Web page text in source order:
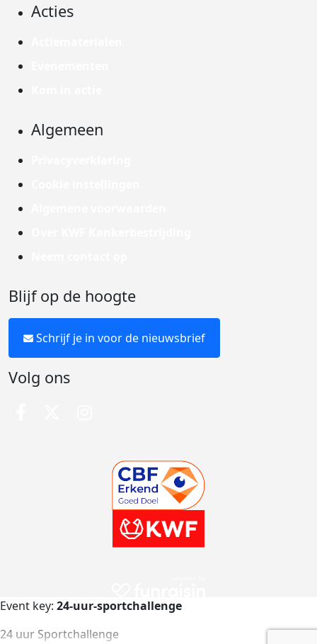
Acties
Algemeen
Blijf op de hoogte
Schrijf je in voor de nieuwsbrief
Volg ons
Event key: 24-uur-sportchallenge
24 uur Sportchallenge